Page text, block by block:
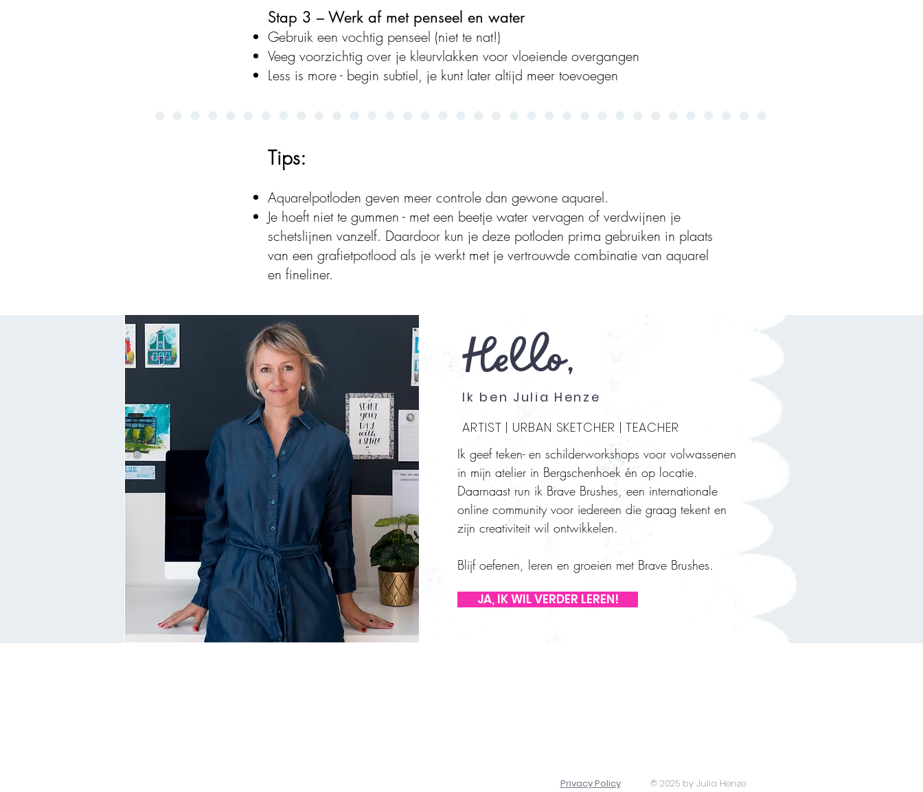
Stap 3 – Werk af met penseel en water
Gebruik een vochtig penseel (niet te nat!)
Veeg voorzichtig over je kleurvlakken voor vloeiende overgangen
Less is more - begin subtiel, je kunt later altijd meer toevoegen
Tips:
Aquarelpotloden geven meer controle dan gewone aquarel.
Je hoeft niet te gummen - met een beetje water vervagen of verdwijnen je
schetslijnen vanzelf. Daardoor kun je deze potloden prima gebruiken in plaats
van een grafietpotlood als je werkt met je vertrouwde combinatie van aquarel
en fineliner.
Hello,
Ik geef teken- en schilderworkshops voor volwassenen
in mijn atelier in Bergschenhoek én op locatie.
Daarnaast run ik Brave Brushes, een internationale
online community voor iedereen die graag tekent en
zijn creativiteit wil ontwikkelen.
Blijf oefenen, leren en groeien met Brave Brushes.
Ik ben Julia Henze
ARTIST | URBAN SKETCHER | TEACHER
JA, IK WIL VERDER LEREN!
Privacy Policy © 2025 by Julia Henze